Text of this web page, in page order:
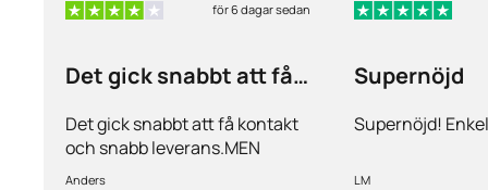
för 6 dagar sedan
Det gick snabbt att få
Det gick snabbt att få kontakt
och snabb leverans.MEN
priserna är alldeles för höga på
Anders
Supernöjd
Supernöjd!
LM